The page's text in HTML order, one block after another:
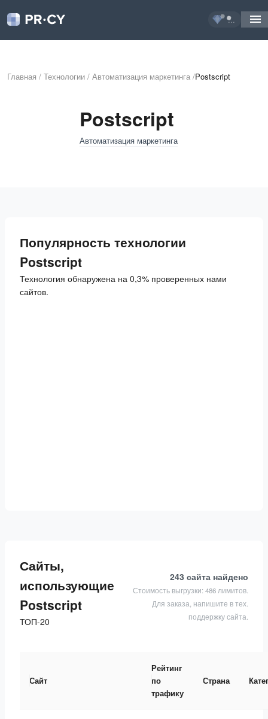
...
Главная / Технологии / Автоматизация маркетинга /Postscript
Postscript
Автоматизация маркетинга
Популярность технологии
Postscript
Технология обнаружена на 0,3% проверенных нами
сайтов.
Сайты,
использующие
Postscript
ТОП-20
243 сайта найдено
Стоимость выгрузки: 486 лимитов.
Для заказа, напишите в тех.
поддержку сайта.
Сайт
Рейтинг
по
трафику
Страна